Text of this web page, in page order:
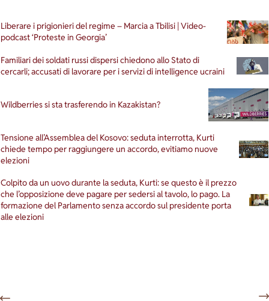
Liberare i prigionieri del regime – Marcia a Tbilisi | Video-
podcast ‘Proteste in Georgia’
Familiari dei soldati russi dispersi chiedono allo Stato di
cercarli; accusati di lavorare per i servizi di intelligence ucraini
Wildberries si sta trasferendo in Kazakistan?
Tensione all’Assemblea del Kosovo: seduta interrotta, Kurti
chiede tempo per raggiungere un accordo, evitiamo nuove
elezioni
Colpito da un uovo durante la seduta, Kurti: se questo è il prezzo
che l’opposizione deve pagare per sedersi al tavolo, lo pago. La
formazione del Parlamento senza accordo sul presidente porta
alle elezioni